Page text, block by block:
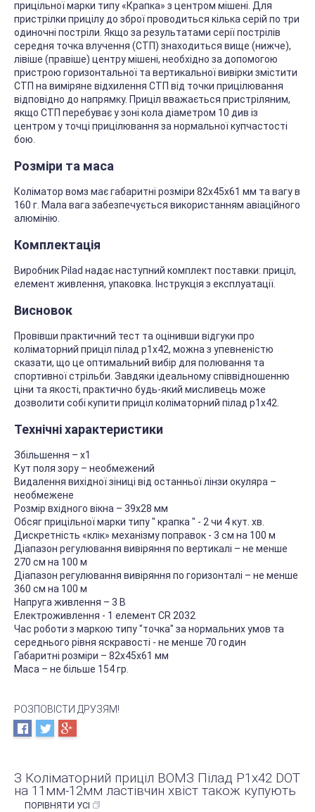
прицільної марки типу «Крапка» з центром мішені. Для
пристрілки прицілу до зброї проводиться кілька серій по три
одиночні постріли. Якщо за результатами серії пострілів
середня точка влучення (СТП) знаходиться вище (нижче),
лівіше (правіше) центру мішені, необхідно за допомогою
пристрою горизонтальної та вертикальної вивірки змістити
СТП на виміряне відхилення СТП від точки прицілювання
відповідно до напрямку. Приціл вважається пристріляним,
якщо СТП перебуває у зоні кола діаметром 10 див із
центром у точці прицілювання за нормальної купчастості
бою.
Розміри та маса
Коліматор вомз має габаритні розміри 82х45х61 мм та вагу в
160 г. Мала вага забезпечується використанням авіаційного
алюмінію.
Комплектація
Виробник Pilad надає наступний комплект поставки: приціл,
елемент живлення, упаковка. Інструкція з експлуатації.
Висновок
Провівши практичний тест та оцінивши відгуки про
коліматорний приціл пілад р1х42, можна з упевненістю
сказати, що це оптимальний вибір для полювання та
спортивної стрільби. Завдяки ідеальному співвідношенню
ціни та якості, практично будь-який мисливець може
дозволити собі купити приціл коліматорний пілад р1х42.
Технічні характеристики
Збільшення – х1
Кут поля зору – необмежений
Видалення вихідної зіниці від останньої лінзи окуляра –
необмежене
Розмір вхідного вікна – 39х28 мм
Обсяг прицільної марки типу " крапка " - 2 чи 4 кут. хв.
Дискретність «клік» механізму поправок - 3 см на 100 м
Діапазон регулювання вивіряння по вертикалі – не менше
270 см на 100 м
Діапазон регулювання вивіряння по горизонталі – не менше
360 см на 100 м
Напруга живлення – 3 В
Електроживлення - 1 елемент СR 2032
Час роботи з маркою типу "точка" за нормальних умов та
середнього рівня яскравості - не менше 70 годин
Габаритні розміри – 82х45х61 мм
Маса – не більше 154 гр.
РОЗПОВІСТИ ДРУЗЯМ!
З Коліматорний приціл ВОМЗ Пілад P1х42 DOT
на 11мм-12мм ластівчин хвіст також купують
ПОРІВНЯТИ УСІ